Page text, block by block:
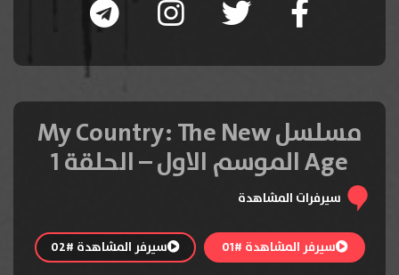
مسلسل My Country: The New
Age الموسم الاول – الحلقة 1
سيرفرات المشاهدة
سيرفر المشاهدة #01 سيرفر المشاهدة #02